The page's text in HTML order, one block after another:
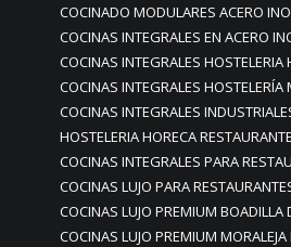
COCINADO MODULARES ACERO
COCINAS INTEGRALES EN ACERO
COCINAS INTEGRALES HOSTELERIA
COCINAS INTEGRALES HOSTELERÍA
COCINAS INTEGRALES
HOSTELERIA HORECA
COCINAS INTEGRALES PARA
COCINAS LUJO PARA
COCINAS LUJO PREMIUM BOADILLA
COCINAS LUJO PREMIUM